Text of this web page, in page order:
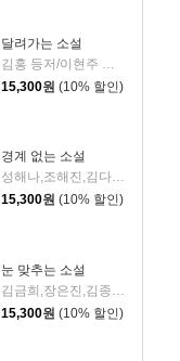
달려가는 소설
김홍 등저/이현주 등편
15,300원 (10% 할인)
경계 없는 소설
성해나,조해진,김다은,전춘화,김이환,한소은 저/ 오세호 외5인 등편
15,300원 (10% 할인)
눈 맞추는 소설
김금희,장은진,김종광,서이제,임선우,황정은,천선란 저/ 김선산,김형태,성보혜,이혜연 엮
15,300원 (10% 할인)